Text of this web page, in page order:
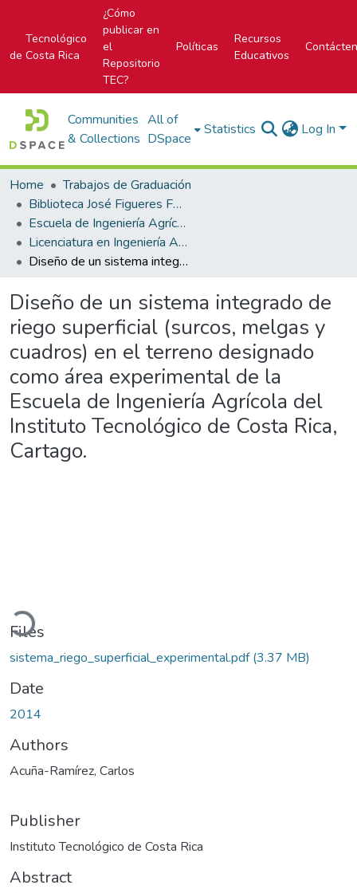
Tecnológico
de Costa Rica
¿Cómo
publicar en
el
Repositorio
TEC?
Políticas
Recursos
Educativos
Communities
& Collections
All of
DSpace
Statistics Log In
Home
Trabajos de Graduación
Biblioteca José Figueres Ferrer
Escuela de Ingeniería Agrícola
Licenciatura en Ingeniería Agrícola
Diseño de un sistema integrado de riego superficial (surcos, melgas y cuadros) en el terreno designado como área experimental de la Escuela de Ingeniería Agrícola del Instituto Tecnológico de Costa Rica, Cartago.
Diseño de un sistema integrado de
riego superficial (surcos, melgas y
cuadros) en el terreno designado
como área experimental de la
Escuela de Ingeniería Agrícola del
Instituto Tecnológico de Costa Rica,
Cartago.
Loading...
Files
sistema_riego_superficial_experimental.pdf(3.37 MB)
Date
2014
Authors
Acuña-Ramírez, Carlos
Publisher
Instituto Tecnológico de Costa Rica
Abstract